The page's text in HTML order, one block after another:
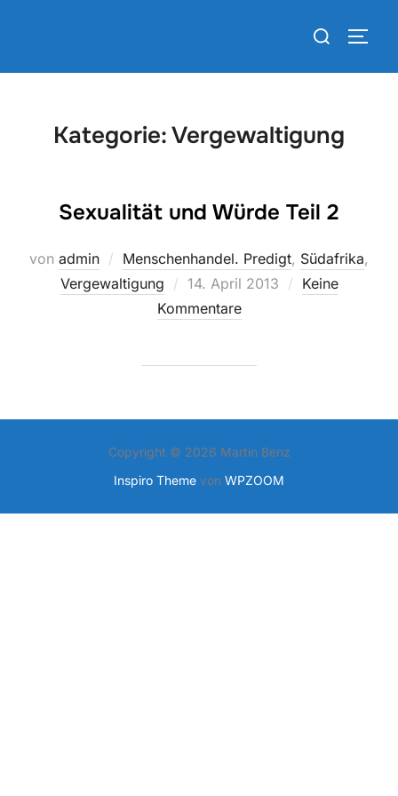
Suchen
Kategorie:Vergewaltigung
Sexualität und Würde Teil 2
von admin Menschenhandel. Predigt, Südafrika,
Vergewaltigung
Veröffentlicht
am
14. April 2013
Keine
Kommentare
Copyright © 2026 Martin Benz
Inspiro Theme von WPZOOM